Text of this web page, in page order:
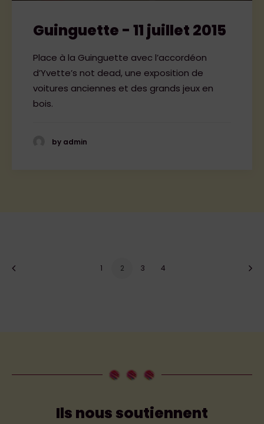
Guinguette - 11 juillet 2015
Place à la Guinguette avec l’accordéon
d’Yvette’s not dead, une exposition de
voitures anciennes et des grands jeux en
bois.
by admin
1 2 3 4
Ils nous soutiennent